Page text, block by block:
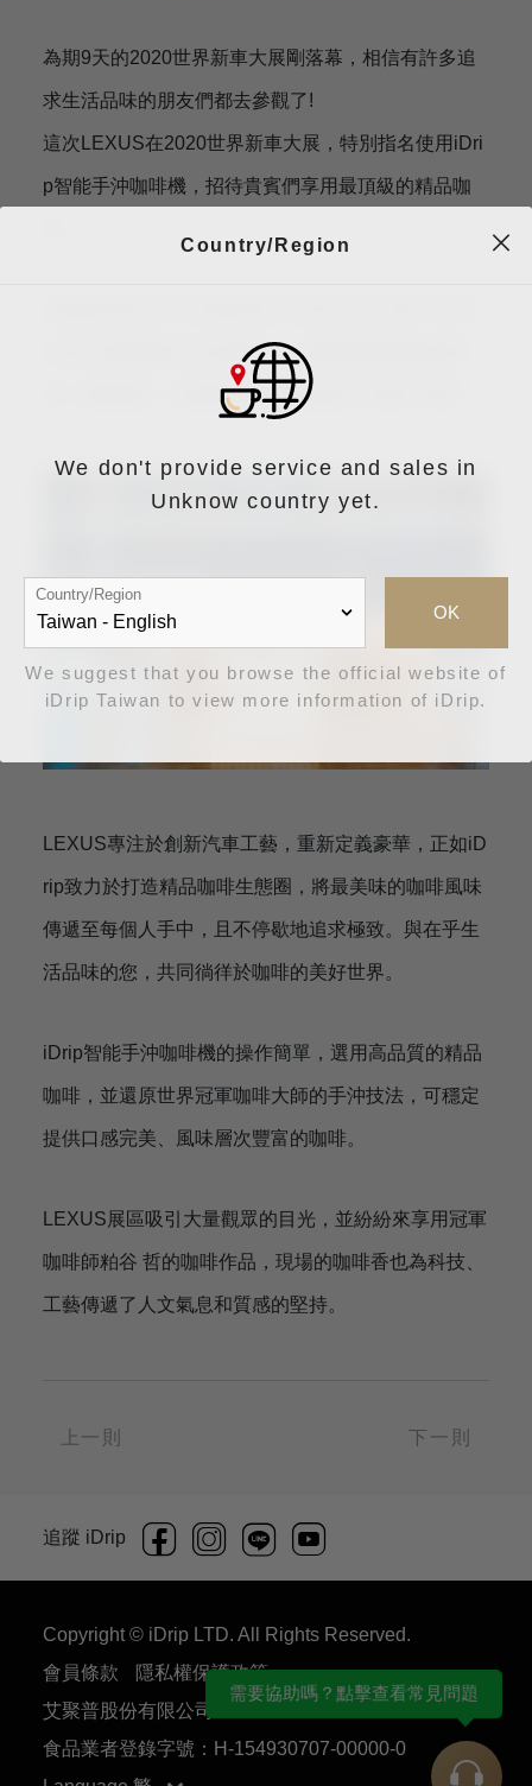
為期9天的2020世界新車大展剛落幕，相信有許多追
求生活品味的朋友們都去參觀了!
這次LEXUS在2020世界新車大展，特別指名使用iDri
p智能手沖咖啡機，招待貴賓們享用最頂級的精品咖
沖煮大賽冠軍粕谷 哲監製的「卓越杯優勝莊園 羅托
博」咖啡風味，讓貴賓感受最道地的日式職人精神。
LEXUS專注於創新汽車工藝，重新定義豪華，正如iD
rip致力於打造精品咖啡生態圈，將最美味的咖啡風味
傳遞至每個人手中，且不停歇地追求極致。與在乎生
活品味的您，共同徜徉於咖啡的美好世界。
iDrip智能手沖咖啡機的操作簡單，選用高品質的精品
咖啡，並還原世界冠軍咖啡大師的手沖技法，可穩定
提供口感完美、風味層次豐富的咖啡。
LEXUS展區吸引大量觀眾的目光，並紛紛來享用冠軍
咖啡師粕谷 哲的咖啡作品，現場的咖啡香也為科技、
工藝傳遞了人文氣息和質感的堅持。
上一則 下一則
需要協助嗎？點擊查看常見問題
追蹤 iDrip
Copyright © iDrip LTD. All Rights Reserved.
會員條款
隱私權保護政策
艾聚普股份有限公司 54930707
食品業者登錄字號：H-154930707-00000-0
Country/Region
We don't provide service and sales in
Unknow country yet.
Country/Region
OK
We suggest that you browse the official website of
iDrip Taiwan to view more information of iDrip.